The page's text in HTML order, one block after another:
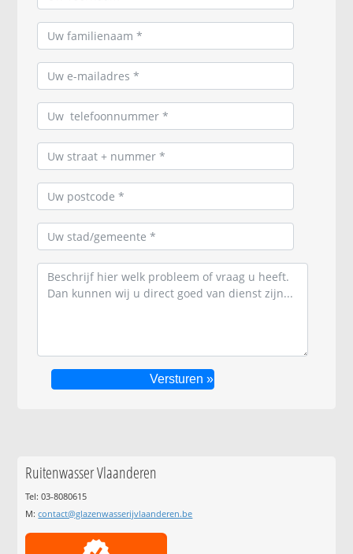
Ruitenwasser Vlaanderen
Tel: 03-8080615
M:contact@glazenwasserijvlaanderen.be